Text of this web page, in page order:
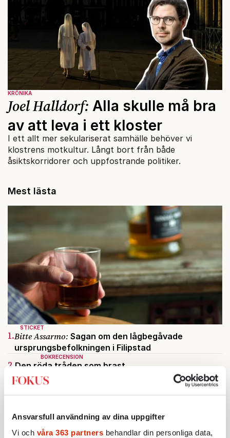
Ansvarsfull användning av dina uppgifter
Vi och våra 363 partners behandlar din personliga data,
KRÖNIKA
Joel Halldorf: Alla skulle må bra
av att leva i ett kloster
I ett allt mer sekulariserat samhälle behöver vi
klostrens motkultur. Långt bort från både
åsiktskorridorer och uppfostrande politiker.
Mest lästa
STICKET
1.Bitte Assarmo: Sagan om den lågbegåvade
ursprungsbefolkningen i Filipstad
BOKRECENSION
2. Den röda tråden som brast
Av: Gustaf Lewander
KRÖNIKA
Ja, AC är ett hot mot den
4.Nina Lekander:På ”Kommunisthögskolan” drömde
alla om att vara arbetarklass